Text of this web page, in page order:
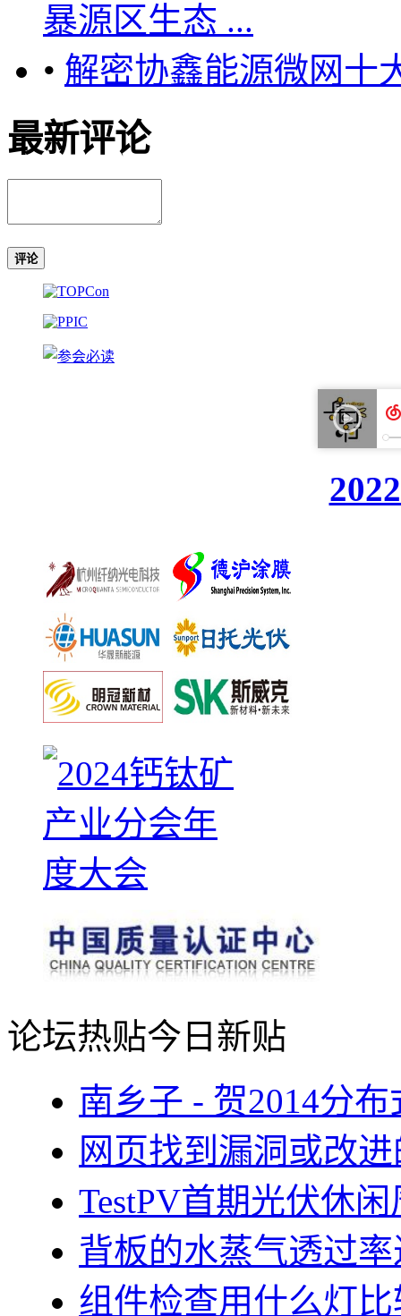
暴源区生态 ...
• 解密协鑫能源微网十
最新评论
评论
论坛热贴今日新贴
南乡子 - 贺2014分
网页找到漏洞或改
TestPV首期光伏休
背板的水蒸气透过
组件检查用什么灯